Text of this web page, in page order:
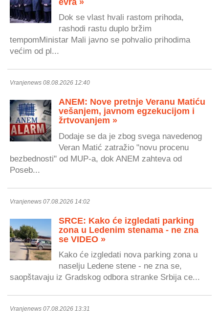
Dok se vlast hvali rastom prihoda,
rashodi rastu duplo bržim
tempomMinistar Mali javno se pohvalio prihodima
većim od pl...
Vranjenews 08.08.2026 12:40
ANEM: Nove pretnje Veranu Matiću
vešanjem, javnom egzekucijom i
žrtvovanjem »
Dodaje se da je zbog svega navedenog
Veran Matić zatražio "novu procenu
bezbednosti" od MUP-a, dok ANEM zahteva od
Poseb...
Vranjenews 07.08.2026 14:02
SRCE: Kako će izgledati parking
zona u Ledenim stenama - ne zna
se VIDEO »
Kako će izgledati nova parking zona u
naselju Ledene stene - ne zna se,
saopštavaju iz Gradskog odbora stranke Srbija ce...
Vranjenews 07.08.2026 13:31